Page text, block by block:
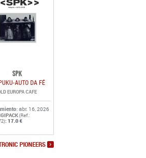
SPK
AUTO DA FÉ
EUROPA CAFE
: abr. 16, 2026
(Ref.:
: 17.0 €
PIONEERS